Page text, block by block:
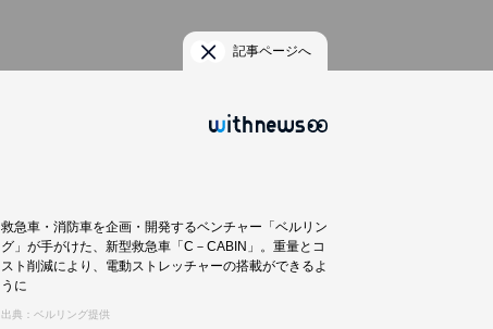
記事ページへ
救急車・消防車を企画・開発するベンチャー「ベルリン
グ」が手がけた、新型救急車「C－CABIN」。重量とコ
スト削減により、電動ストレッチャーの搭載ができるよ
うに
出典：ベルリング提供